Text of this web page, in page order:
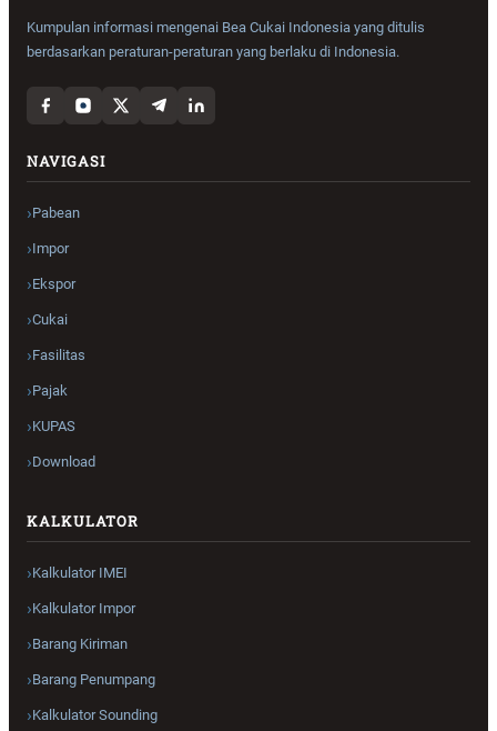
Kumpulan informasi mengenai Bea Cukai Indonesia yang ditulis
berdasarkan peraturan-peraturan yang berlaku di Indonesia.
NAVIGASI
Pabean
Impor
Ekspor
Cukai
Fasilitas
Pajak
KUPAS
Download
KALKULATOR
Kalkulator IMEI
Kalkulator Impor
Barang Kiriman
Barang Penumpang
Kalkulator Sounding